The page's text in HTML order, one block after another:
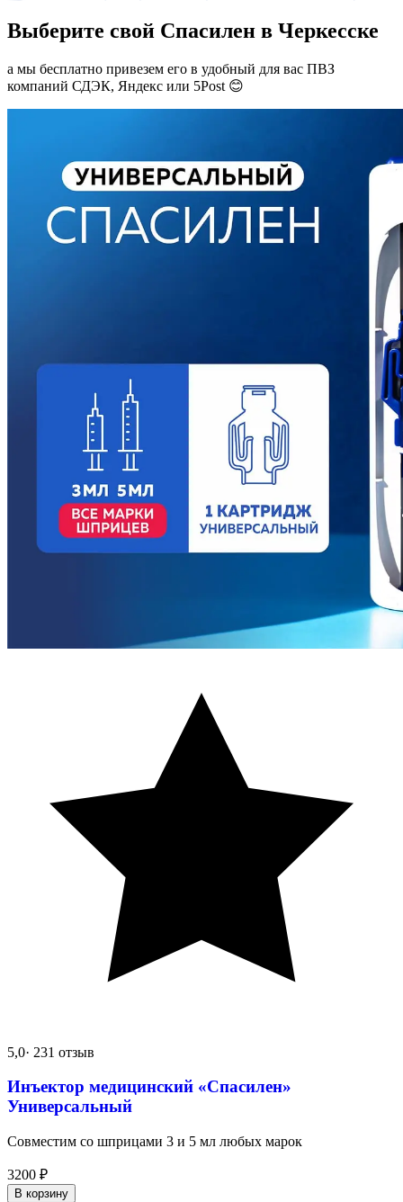
Выберите свой Спасилен в Черкесске
а мы бесплатно привезем его в удобный для вас ПВЗ
компаний СДЭК, Яндекс или 5Post 😊
5,0· 231 отзыв
Инъектор медицинский «Спасилен»
Универсальный
Совместим со шприцами 3 и 5 мл любых марок
3200 ₽
В корзину